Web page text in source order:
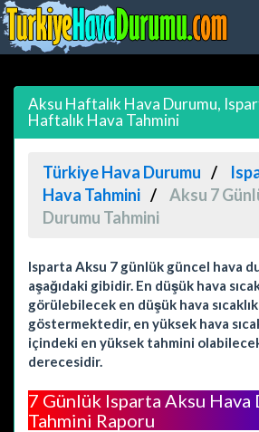
Aksu Haftalık Hava Durumu,
Haftalık Hava Tahmini
Türkiye Hava Durumu
Hava Tahmini
Aksu 7
Durumu Tahmini
Isparta Aksu 7 günlük güncel hava
aşağıdaki gibidir. En düşük hava
görülebilecek en düşük hava
göstermektedir, en yüksek hava
içindeki en yüksek tahmini olabilecek
derecesidir.
7 Günlük Isparta Aksu Hava
Tahmini Raporu